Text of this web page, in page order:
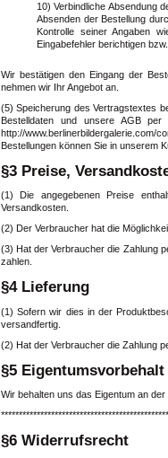
10) Verbindliche Absendung
Absenden der Bestellung
Kontrolle seiner Angaben
Eingabefehler berichtigen
Wir bestätigen den Eingang der
nehmen wir Ihr Angebot an.
(5) Speicherung des Vertragstextes
Bestelldaten und unsere AGB per
http://www.berlinerbildergalerie.com/
Bestellungen können Sie in unserem
§3 Preise,
(1) Die angegebenen Preise
Versandkosten.
(2) Der Verbraucher hat die
(3) Hat der Verbraucher die Zahlung
zahlen.
§4 Lieferung
(1) Sofern wir dies in der
versandfertig.
(2) Hat der Verbraucher die Zahlung
§5 Eigentumsvorbehalt
Wir behalten uns das Eigentum an
§6 Widerrufsrecht